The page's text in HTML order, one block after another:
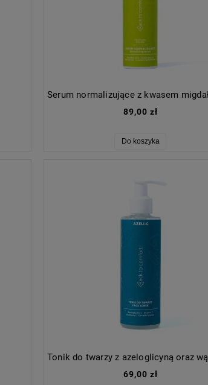
89,00 zł
Do koszyka
69,00 zł